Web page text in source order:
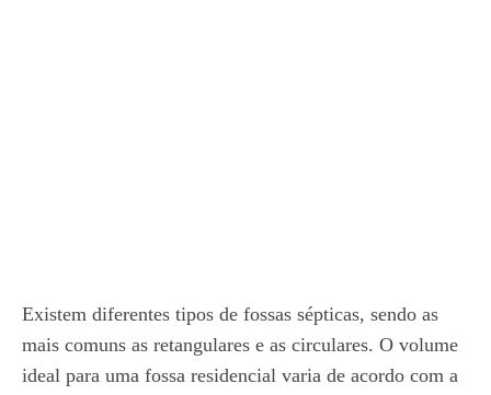
Existem diferentes tipos de fossas sépticas, sendo as
mais comuns as retangulares e as circulares. O volume
ideal para uma fossa residencial varia de acordo com a